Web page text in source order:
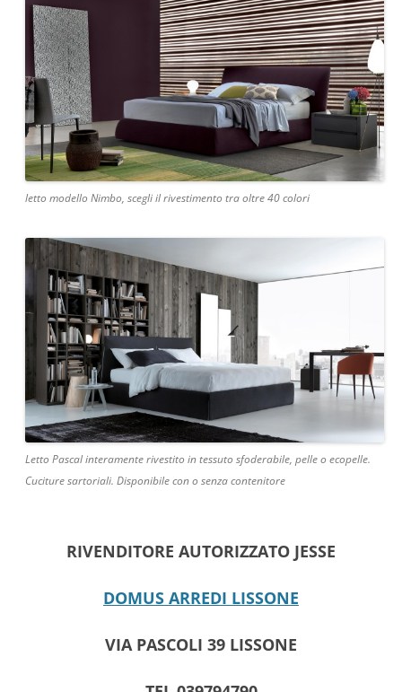
letto modello Nimbo, scegli il rivestimento tra oltre 40 colori
Letto Pascal interamente rivestito in tessuto sfoderabile, pelle o ecopelle.
Cuciture sartoriali. Disponibile con o senza contenitore
RIVENDITORE AUTORIZZATO JESSE
DOMUS ARREDI LISSONE
VIA PASCOLI 39 LISSONE